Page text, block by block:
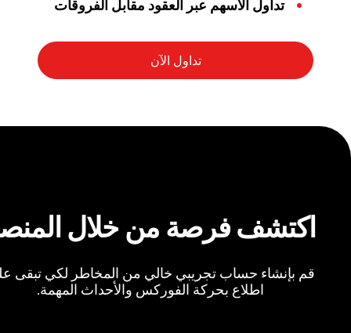
تداول الأسهم عبر العقود مقابل الفروقات
اكتشف فرصة من خلال
قم بإنشاء حساب تجريبي خالي من المخاطر لكي تبقى
اطلاع بحركة الفوركس والأحداث المهمة.